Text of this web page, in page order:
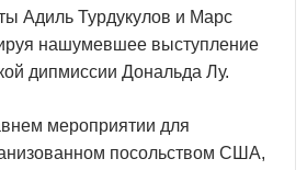
Адиль Турдукулов и Марс
нашумевшее выступление
дипмиссии Дональда Лу.
мероприятии для
посольством США,